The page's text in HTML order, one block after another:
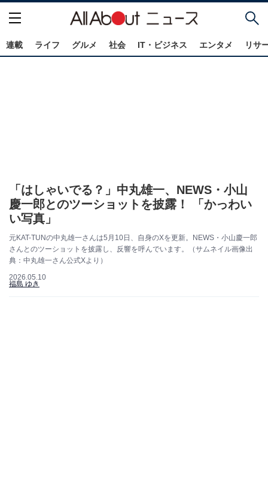
連載 ライフ グルメ 社会 IT・ビジネス エンタメ リサ
「はしゃいでる？」中丸雄一、NEWS・小山
慶一郎とのツーショットを披露！ 「かっわい
い写真」
元KAT-TUNの中丸雄一さんは5月10日、自身のXを更新。NEWS・小山慶一郎
さんとのツーショットを披露し、反響を呼んでいます。（サムネイル画像出
典：中丸雄一さん公式Xより）
2026.05.10
福島 ゆき